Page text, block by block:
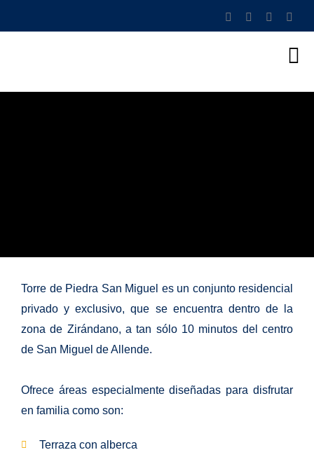
Torre de Piedra San Miguel es un conjunto residencial
privado y exclusivo, que se encuentra dentro de la
zona de Zirándano, a tan sólo 10 minutos del centro
de San Miguel de Allende.
Ofrece áreas especialmente diseñadas para disfrutar
en familia como son:
Terraza con alberca